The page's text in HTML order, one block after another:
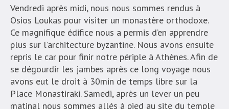
Vendredi après midi, nous nous sommes rendus à
Osios Loukas pour visiter un monastère orthodoxe.
Ce magnifique édifice nous a permis d’en apprendre
plus sur l’architecture byzantine. Nous avons ensuite
repris le car pour finir notre périple à Athènes. Afin de
se dégourdir les jambes après ce long voyage nous
avons eut le droit à 30min de temps libre sur la
Place Monastiraki. Samedi, après un lever un peu
matinal nous sommes allés à pied au site du temple